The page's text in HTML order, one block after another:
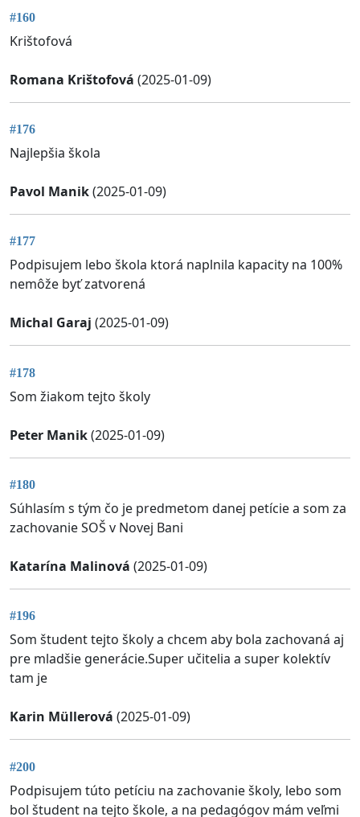
#160
Krištofová
Romana Krištofová (2025-01-09)
#176
Najlepšia škola
Pavol Manik(2025-01-09)
#177
Podpisujem lebo škola ktorá naplnila kapacity na 100%
nemôže byť zatvorená
Michal Garaj (2025-01-09)
#178
Som žiakom tejto školy
Peter Manik(2025-01-09)
#180
Súhlasím s tým čo je predmetom danej petície a som za
zachovanie SOŠ v Novej Bani
Katarína Malinová (2025-01-09)
#196
Som študent tejto školy a chcem aby bola zachovaná aj
pre mladšie generácie.Super učitelia a super kolektív
tam je
Karin Müllerová (2025-01-09)
#200
Podpisujem túto petíciu na zachovanie školy, lebo som
bol študent na tejto škole, a na pedagógov mám veľmi